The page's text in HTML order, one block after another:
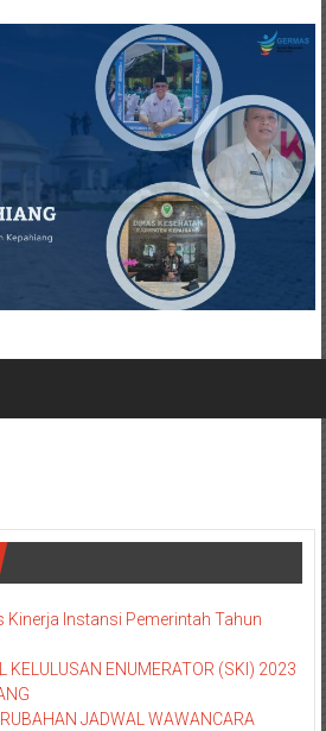
Kinerja Instansi Pemerintah Tahun
KELULUSAN ENUMERATOR (SKI) 2023
JADWAL WAWANCARA